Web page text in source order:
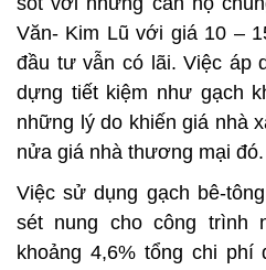
Văn- Kim Lũ với giá 10 –
đầu tư vẫn có lãi. Việc áp
dựng tiết kiệm như gạch
những lý do khiến giá nhà
nửa giá nhà thương mại đó.
Việc sử dụng gạch bê-
sét nung cho công trình
khoảng 4,6% tổng chi